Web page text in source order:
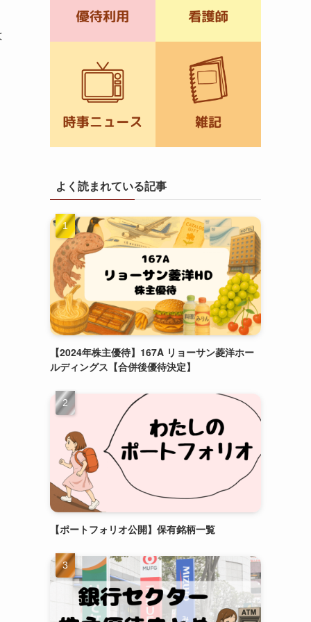
よく読まれている記事
【2024年株主優待】167A リョーサン菱洋ホー
ルディングス【合併後優待決定】
【ポートフォリオ公開】保有銘柄一覧